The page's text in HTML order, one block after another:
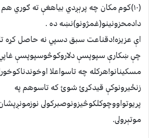
(١٠)کوم مکان چه پرېږدي بياهغې ته ګوري
دادمحزونينو(غمژونو)نښه ده .
اې عزيزه!دقناعت سبق دسپي نه حاصل کړه
چې ښکارې سپوپسې دلاروکوڅوسپوپسې غاپي
مسکينانو!هرکله چه تاسواعلا
زنځيرونوکې قيدکړئ شوئ که تاسوهم په
پريوتواووچوکلکوڅيزونوصبرکولى
موتېرولى.